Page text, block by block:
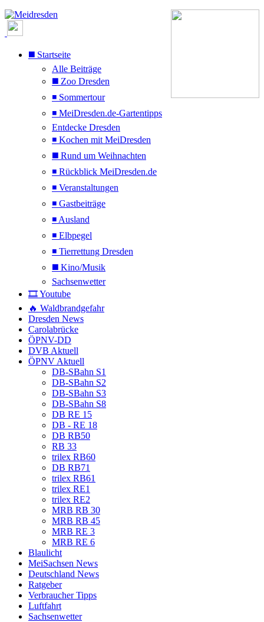
◼️ Startseite
Alle Beiträge
◼️ Zoo Dresden
◾ Sommertour
◾ MeiDresden.de-Gartentipps
Entdecke Dresden
◾ Kochen mit MeiDresden
◼️ Rund um Weihnachten
◾ Rückblick MeiDresden.de
◾ Veranstaltungen
◾ Gastbeiträge
◾ Ausland
◾ Elbpegel
◾ Tierrettung Dresden
◼️ Kino/Musik
Sachsenwetter
🎞️ Youtube
🔥 Waldbrandgefahr
Dresden News
Carolabrücke
ÖPNV-DD
DVB Aktuell
ÖPNV Aktuell
DB-SBahn S1
DB-SBahn S2
DB-SBahn S3
DB-SBahn S8
DB RE 15
DB - RE 18
DB RB50
RB 33
trilex RB60
DB RB71
trilex RB61
trilex RE1
trilex RE2
MRB RB 30
MRB RB 45
MRB RE 3
MRB RE 6
Blaulicht
MeiSachsen News
Deutschland News
Ratgeber
Verbraucher Tipps
Luftfahrt
Sachsenwetter